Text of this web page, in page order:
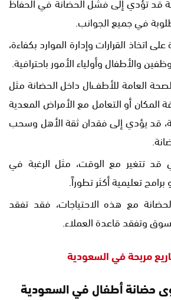
في جميع الجوانب.
اتخاذ القرارات وإدارة الموارد بكفاءة،
والأطفال وأولياء الأمور باحترافية.
العامة للأطفال داخل الحضانة مثل
المكان أو التعامل مع الأمراض المعدية
قد يؤدي إلى فقدان ثقة الأهل وسحب
قد تتغير مع الوقت، مثل الرغبة في
تعليمية أكثر تطوراً.
مع هذه الاحتياجات، فقد تفقد
وتفقد قاعدة العملاء.
مربحة في السعودية
حضانة أطفال في السعودية